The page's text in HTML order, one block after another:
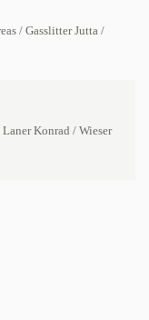
/ Gasslitter Jutta /
Konrad / Wieser